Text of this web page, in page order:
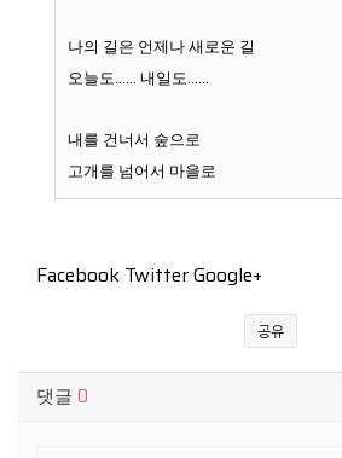
나의 길은 언제나 새로운 길
오늘도…… 내일도……
내를 건너서 숲으로
고개를 넘어서 마을로
Facebook Twitter Google+
공유
댓글 0